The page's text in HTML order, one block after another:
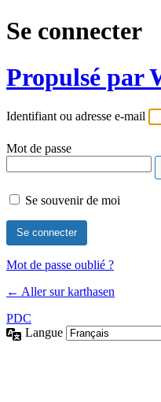
Se connecter
Propulsé par
Identifiant ou adresse e-mail
Mot de passe
Se souvenir de moi
Mot de passe oublié ?
← Aller sur karthasen
PDC
Langue